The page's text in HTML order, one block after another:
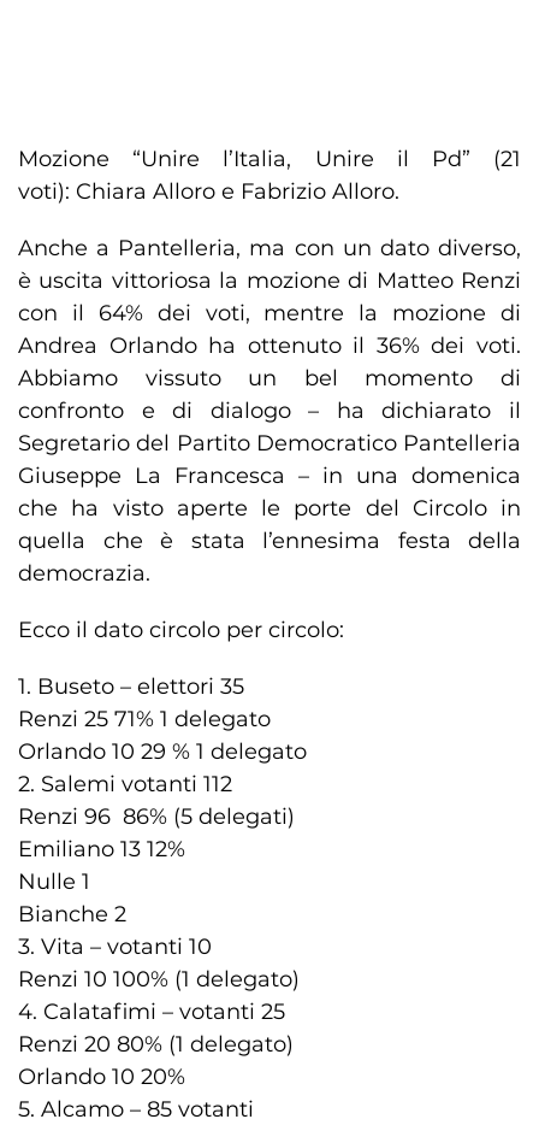
Mozione “Unire l’Italia, Unire il Pd” (21
voti): Chiara Alloro e Fabrizio Alloro.
Anche a Pantelleria, ma con un dato diverso,
è uscita vittoriosa la mozione di Matteo Renzi
con il 64% dei voti, mentre la mozione di
Andrea Orlando ha ottenuto il 36% dei voti.
Abbiamo vissuto un bel momento di
confronto e di dialogo – ha dichiarato il
Segretario del Partito Democratico Pantelleria
Giuseppe La Francesca – in una domenica
che ha visto aperte le porte del Circolo in
quella che è stata l’ennesima festa della
democrazia.
Ecco il dato circolo per circolo:
1. Buseto – elettori 35
Renzi 25 71% 1 delegato
Orlando 10 29 % 1 delegato
2. Salemi votanti 112
Renzi 96 86% (5 delegati)
Emiliano 13 12%
Nulle 1
Bianche 2
3. Vita – votanti 10
Renzi 10 100% (1 delegato)
4. Calatafimi – votanti 25
Renzi 20 80% (1 delegato)
Orlando 10 20%
5. Alcamo – 85 votanti